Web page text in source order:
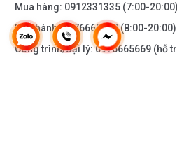
Tự
Tự vệ
Mua hàng: 0912331335 (7:00-20:00)
Bảo hành:0976665669(8:00-20:00)
Công trình/Đại lý:0976665669 (hỗ